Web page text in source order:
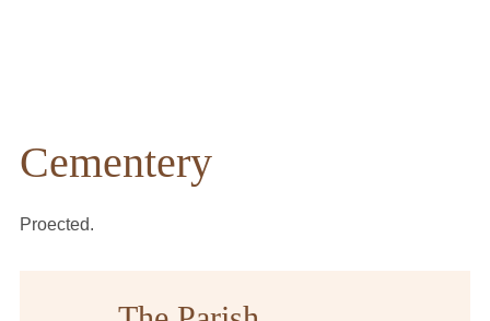
Cementery
Proected.